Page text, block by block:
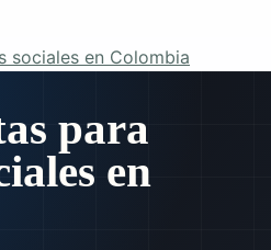
sociales en Colombia
para
en